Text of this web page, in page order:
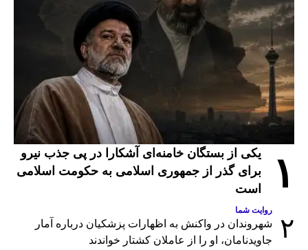
۱
یکی از بستگان خامنه‌ای آشکارا در پی جذب نیرو
برای گذر از جمهوری اسلامی به حکومت اسلامی
است
۲
روایت شما
شهروندان در واکنش به اظهارات پزشکیان درباره آمار
جاویدنامان، او را از عاملان کشتار خواندند